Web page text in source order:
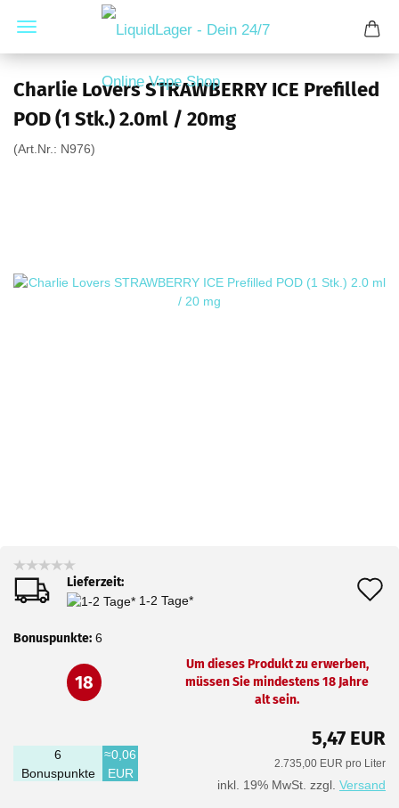
Charlie Lovers STRAWBERRY ICE Prefilled
POD (1 Stk.) 2.0ml / 20mg
(Art.Nr.: N976)
Lieferzeit:
1-2 Tage*
Bonuspunkte: 6
18
Um dieses Produkt zu erwerben,
müssen Sie mindestens 18 Jahre
alt sein.
5,47 EUR
2.735,00 EUR pro Liter
inkl. 19% MwSt. zzgl. Versand
6
Bonuspunkte
≈0,06
EUR